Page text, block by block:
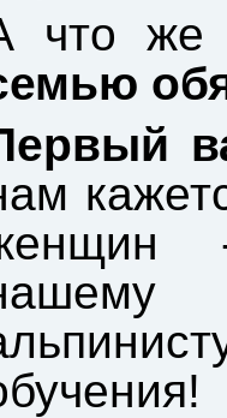
что же